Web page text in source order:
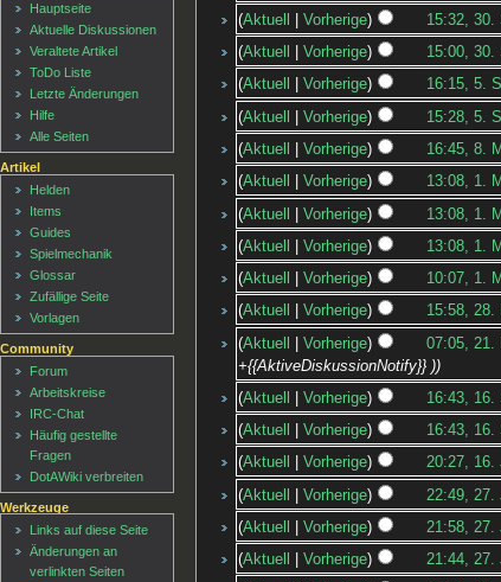
Aktuell
Vorherige 15:32, 30.
Aktuell
Vorherige 15:00, 30.
Aktuell
Vorherige 16:15, 5.
Aktuell
Vorherige 15:28, 5.
Aktuell
Vorherige 16:45, 8.
Aktuell
Vorherige 13:08, 1.
Aktuell
Vorherige 13:08, 1.
Aktuell
Vorherige 13:08, 1.
Aktuell
Vorherige 10:07, 1.
Aktuell
Vorherige 15:58, 28.
Aktuell
Vorherige 07:05, 21.
+{{AktiveDiskussionNotify}} )
Aktuell
Vorherige 16:43, 16.
Aktuell
Vorherige 16:43, 16.
Aktuell
Vorherige 20:27, 16.
Aktuell
Vorherige 22:49, 27.
Aktuell
Vorherige 21:58, 27.
Aktuell
Vorherige 21:44, 27.
Hauptseite
Aktuelle Diskussionen
Veraltete Artikel
ToDo Liste
Letzte Änderungen
Hilfe
Alle Seiten
Artikel
Helden
Items
Guides
Spielmechanik
Glossar
Zufällige Seite
Vorlagen
Community
Forum
Arbeitskreise
IRC-Chat
Häufig gestellte
Fragen
DotAWiki verbreiten
Werkzeuge
Links auf diese Seite
Änderungen an
verlinkten Seiten